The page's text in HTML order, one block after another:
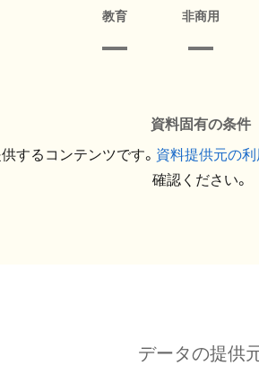
教育 非商用
資料固有の条件
するコンテンツです。 資料提供元の
確認ください。
データの提供